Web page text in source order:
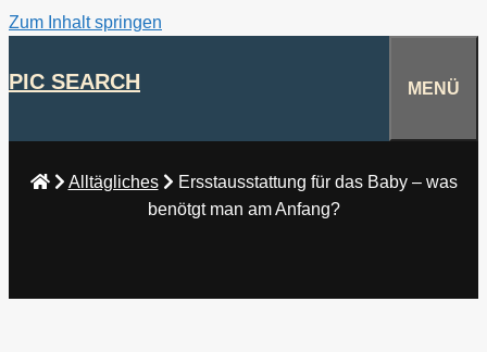
Zum Inhalt springen
PIC SEARCH MENÜ
Alltägliches
Ersstausstattung für das Baby – was
benötgt man am Anfang?